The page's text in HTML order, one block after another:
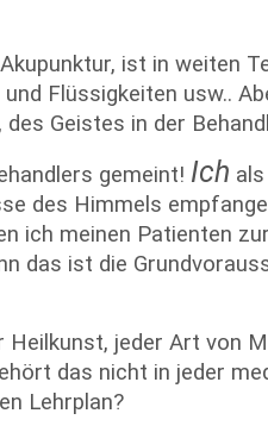
ist in weiten
Flüssigkeiten usw..
Geistes in der
gemeint! Ich
des Himmels
ich meinen Patienten
das ist die
jeder Art von
das nicht in jeder
Lehrplan?